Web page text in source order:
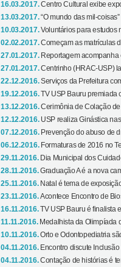
16.03.2017.Centro Cultural exibe
13.03.2017.“O mundo das mil-
10.03.2017.Voluntários para estudos
02.02.2017.Começam as matrículas
27.01.2017. Reportagem
27.01.2017.Centrinho (HRAC-USP)
22.12.2016.Serviços da Prefeitura
19.12.2016.TV USP Bauru premiada
13.12.2016.Cerimônia de Colação
12.12.2016. USP realiza Ginástica
07.12.2016. Prevenção do abuso de
06.12.2016. Formaturas de 2016 no
29.11.2016. Dia Municipal dos
28.11.2016.Graduação A é a nova
25.11.2016. Natal é tema de
23.11.2016.Acontece Encontro de
16.11.2016.TV USP Bauru é finalista
11.11.2016. Medalhista da Olimpíada
10.11.2016.Orto e Odontopediatria
04.11.2016. Encontro discute
04.11.2016.Contação de histórias é